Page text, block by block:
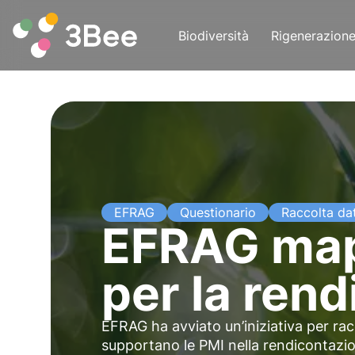
Biodiversità Rigenerazione
EFRAG Questionario Raccolta
EFRAG
per la
EFRAG ha avviato un’iniziativa per
supportano le PMI nella